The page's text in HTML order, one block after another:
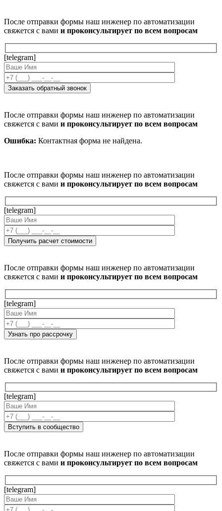
После отправки формы наш инженер по автоматизации
свяжется с вами и проконсультирует по всем вопросам
[telegram]
После отправки формы наш инженер по автоматизации
свяжется с вами и проконсультирует по всем вопросам
Ошибка: Контактная форма не найдена.
После отправки формы наш инженер по автоматизации
свяжется с вами и проконсультирует по всем вопросам
[telegram]
После отправки формы наш инженер по автоматизации
свяжется с вами и проконсультирует по всем вопросам
[telegram]
После отправки формы наш инженер по автоматизации
свяжется с вами и проконсультирует по всем вопросам
[telegram]
После отправки формы наш инженер по автоматизации
свяжется с вами и проконсультирует по всем вопросам
[telegram]